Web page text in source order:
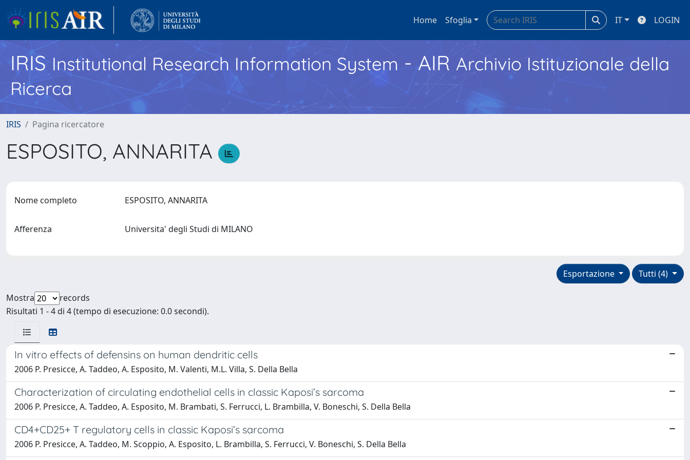
Home Sfoglia IT LOGIN
IRISInstitutional Research Information System - AIR Archivio Istituzionale della
Ricerca
IRIS Pagina ricercatore
ESPOSITO, ANNARITA
Nome completo ESPOSITO, ANNARITA
Afferenza Universita' degli Studi di MILANO
Tutti (4)
Esportazione
Mostra
records
Risultati 1 - 4 di 4 (tempo di esecuzione: 0.0 secondi).
In vitro effects of defensins on human dendritic cells
2006 P. Presicce, A. Taddeo, A. Esposito, M. Valenti, M.L. Villa, S. Della Bella
Characterization of circulating endothelial cells in classic Kaposi’s sarcoma
2006 P. Presicce, A. Taddeo, A. Esposito, M. Brambati, S. Ferrucci, L. Brambilla, V. Boneschi, S. Della Bella
CD4+CD25+ T regulatory cells in classic Kaposi’s sarcoma
2006 P. Presicce, A. Taddeo, M. Scoppio, A. Esposito, L. Brambilla, S. Ferrucci, V. Boneschi, S. Della Bella